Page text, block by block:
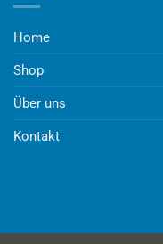
Home
Shop
Über uns
Kontakt